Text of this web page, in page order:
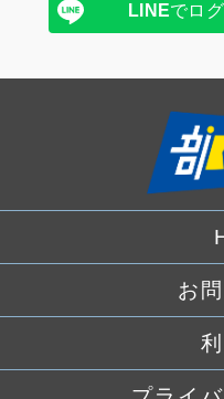
LINEでロ
お